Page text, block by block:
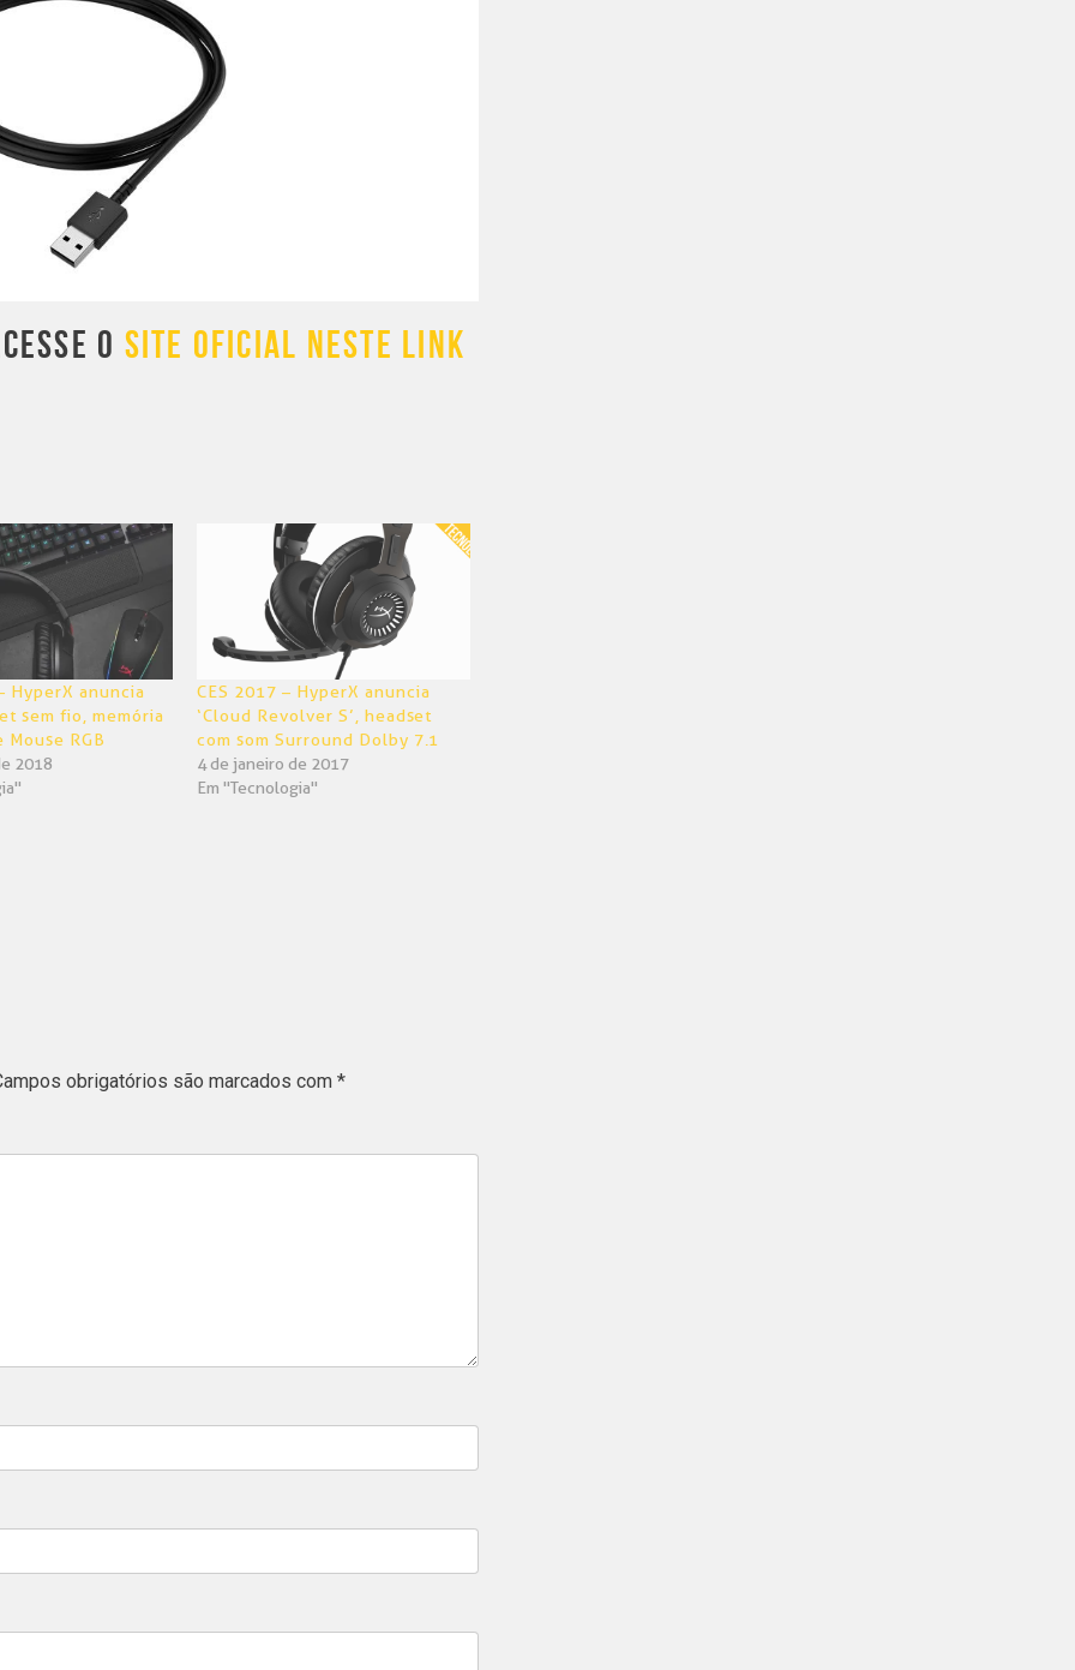
O SITE OFICIAL NESTE LINK
HyperX anuncia
sem fio, memória
Mouse RGB
2018
CES 2017 – HyperX anuncia
‘Cloud Revolver S’, headset
com som Surround Dolby 7.1
4 de janeiro de 2017
Em "Tecnologia"
obrigatórios são marcados com *